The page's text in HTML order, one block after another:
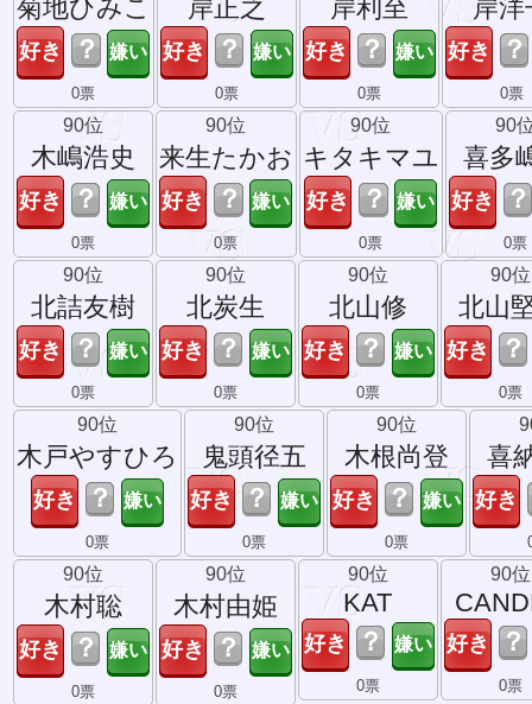
菊地ひみこ
？
0票
岸正之
？
0票
岸利至
？
0票
岸洋
？
0票
90位
木嶋浩史
？
0票
90位
来生たかお
？
0票
90位
キタキマユ
？
0票
90
喜多
？
0票
90位
北詰友樹
？
0票
90位
北炭生
？
0票
90位
北山修
？
0票
90位
北山
？
0票
90位
木戸やすひろ
？
0票
90位
鬼頭径五
？
0票
90位
木根尚登
？
0票
喜
90位
木村聡
？
0票
90位
木村由姫
？
0票
90位
KAT
？
0票
90位
？
0票